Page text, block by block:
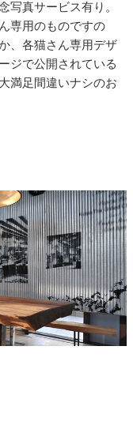
写真サービス有り。
専用のものですの
、各猫さん専用デザ
ジで公開されている
満足間違いナシのお